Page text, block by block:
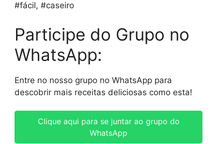
#fácil, #caseiro
Participe do Grupo no
WhatsApp:
Entre no nosso grupo no WhatsApp para
descobrir mais receitas deliciosas como esta!
Clique aqui para se juntar ao grupo do
WhatsApp